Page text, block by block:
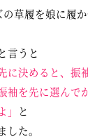
草履を娘に履
言うと
に決めると、振
袖を先に選んで
と
た。